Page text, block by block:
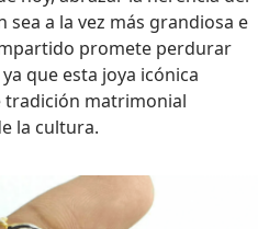
sea a la vez más grandiosa e
promete perdurar
que esta joya icónica
tradición matrimonial
la cultura.